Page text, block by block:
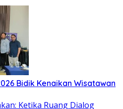
Bidik Kenaikan Wisatawan